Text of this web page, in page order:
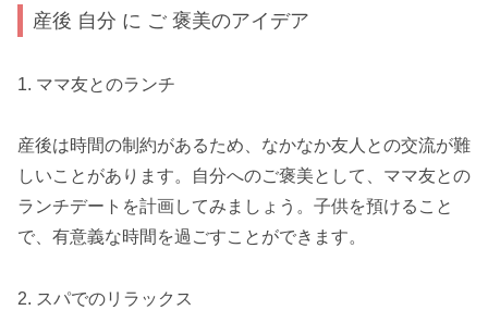
産後 自分 に ご 褒美のアイデア
1. ママ友とのランチ
産後は時間の制約があるため、なかなか友人との交流が難
しいことがあります。自分へのご褒美として、ママ友との
ランチデートを計画してみましょう。子供を預けること
で、有意義な時間を過ごすことができます。
2. スパでのリラックス